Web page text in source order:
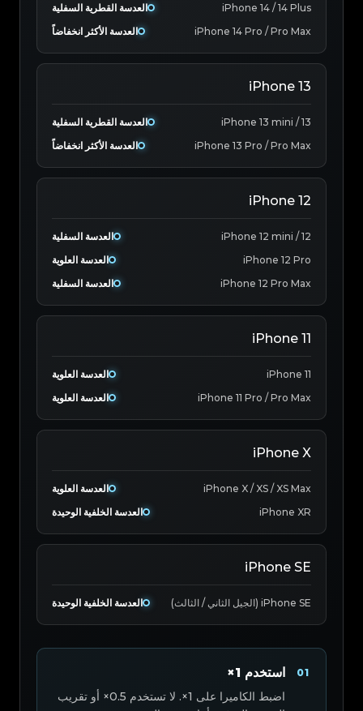
iPhone 14 / 14 Plus
العدسة القطرية السفلية
iPhone 14 Pro / Pro Max
العدسة الأكثر انخفاضاً
iPhone 13
iPhone 13 mini / 13
العدسة القطرية السفلية
iPhone 13 Pro / Pro Max
العدسة الأكثر انخفاضاً
iPhone 12
iPhone 12 mini / 12
العدسة السفلية
iPhone 12 Pro
العدسة العلوية
iPhone 12 Pro Max
العدسة السفلية
iPhone 11
iPhone 11
العدسة العلوية
iPhone 11 Pro / Pro Max
العدسة العلوية
iPhone X
iPhone X / XS / XS Max
العدسة العلوية
iPhone XR
العدسة الخلفية الوحيدة
iPhone SE
iPhone SE (الجيل الثاني / الثالث) العدسة الخلفية الوحيدة
01 استخدم 1×
اضبط الكاميرا على 1×. لا تستخدم 0.5× أو تقريب